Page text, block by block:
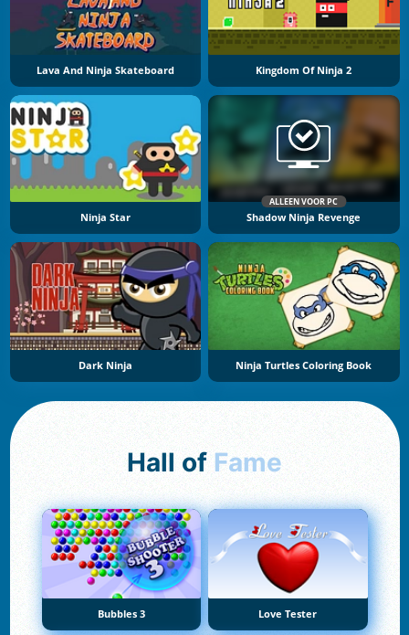
Lava And Ninja Skateboard Kingdom Of Ninja 2
Ninja Star
ALLEEN VOOR PC
Shadow Ninja Revenge
Dark Ninja Ninja Turtles Coloring Book
Hall of Fame
Bubbles 3 Love Tester